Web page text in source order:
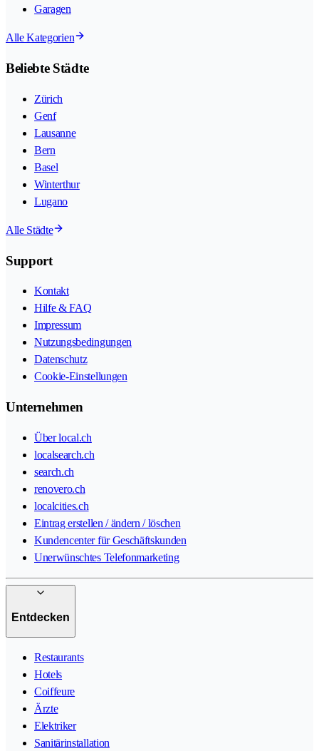
Garagen
Alle Kategorien
Beliebte Städte
Zürich
Genf
Lausanne
Bern
Basel
Winterthur
Lugano
Alle Städte
Support
Kontakt
Hilfe & FAQ
Impressum
Nutzungsbedingungen
Datenschutz
Cookie-Einstellungen
Unternehmen
Über local.ch
localsearch.ch
search.ch
renovero.ch
localcities.ch
Eintrag erstellen / ändern / löschen
Kundencenter für Geschäftskunden
Unerwünschtes Telefonmarketing
Entdecken
Restaurants
Hotels
Coiffeure
Ärzte
Elektriker
Sanitärinstallation